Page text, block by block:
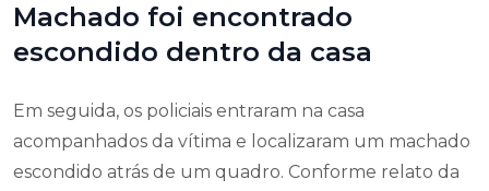
Machado foi encontrado
escondido dentro da casa
Em seguida, os policiais entraram na casa
acompanhados da vítima e localizaram um machado
escondido atrás de um quadro. Conforme relato da